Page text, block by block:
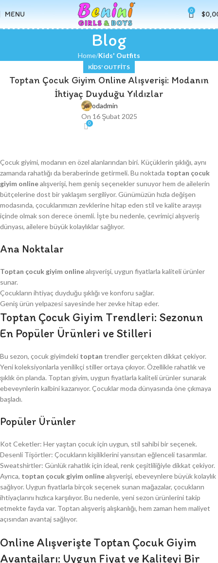
MENU 0 $
Blog
Home Kids' Outfits
KIDS' OUTFITS
Toptan Çocuk Giyim Online Alışverişi: Modanın
İhtiyaç Duyduğu Yıldızlar
odadmin
On 16 Şubat 2025
0
Çocuk giyimi, modanın en özel alanlarından biri. Küçüklerin şıklığı, aynı
zamanda rahatlığı da beraberinde getirmeli. Bu noktada toptan çocuk
giyim onlinealışverişi, hem geniş seçenekler sunuyor hem de ailelerin
bütçelerine dost bir yaklaşım sergiliyor. Günümüzün hızla değişen
modasında, çocuklarımızın zevklerine hitap eden stil ve kalite arayışı
içinde olmak son derece önemli. İşte bu nedenle, çevrimiçi alışveriş
dünyası, ailelere büyük kolaylıklar sağlıyor.
Ana Noktalar
Toptan çocuk giyim onlinealışverişi, uygun fiyatlarla kaliteli ürünler
sunar.
Çocukların ihtiyaç duyduğu şıklığı ve konforu sağlar.
Geniş ürün yelpazesi sayesinde her zevke hitap eder.
Toptan Çocuk Giyim Trendleri: Sezonun
En Popüler Ürünleri ve Stilleri
Bu sezon, çocuk giyimdeki toptan trendler gerçekten dikkat çekiyor.
Yeni koleksiyonlarla yenilikçi stiller ortaya çıkıyor. Özellikle rahatlık ve
şıklık ön planda. Toptan giyim, uygun fiyatlarla kaliteli ürünler sunarak
ebeveynlerin kalbini kazanıyor. Çocuklar moda dünyasında öne çıkmaya
başladı.
Popüler Ürünler
Kot Ceketler: Her yaştan çocuk için uygun, stil sahibi bir seçenek.
Desenli Tişörtler: Çocukların kişiliklerini yansıtan eğlenceli tasarımlar.
Sweatshirtler: Günlük rahatlık için ideal, renk çeşitliliğiyle dikkat çekiyor.
Ayrıca, toptan çocuk giyim onlinealışverişi, ebeveynlere büyük kolaylık
sağlıyor. Uygun fiyatlarla birçok seçenek sunan mağazalar, çocukların
ihtiyaçlarını hızlıca karşılıyor. Bu nedenle, yeni sezon ürünlerini takip
etmekte fayda var. Toptan alışveriş alışkanlığı, hem zaman hem maliyet
açısından avantaj sağlıyor.
Online Alışverişte Toptan Çocuk Giyim
Avantajları: Uygun Fiyat ve Kaliteyi Bir